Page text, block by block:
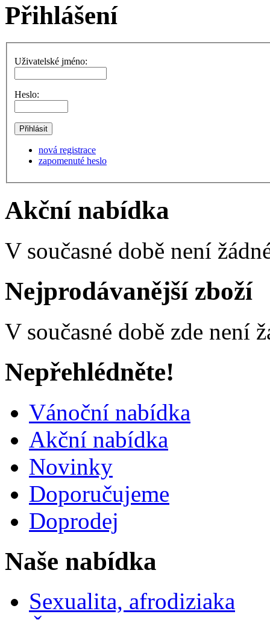
Přihlášení
Uživatelské jméno:
Heslo:
nová registrace
zapomenuté heslo
Akční nabídka
V současné době není
Nejprodávanější zboží
V současné době zde není
Nepřehlédněte!
Vánoční nabídka
Akční nabídka
Novinky
Doporučujeme
Doprodej
Naše nabídka
Sexualita, afrodiziaka